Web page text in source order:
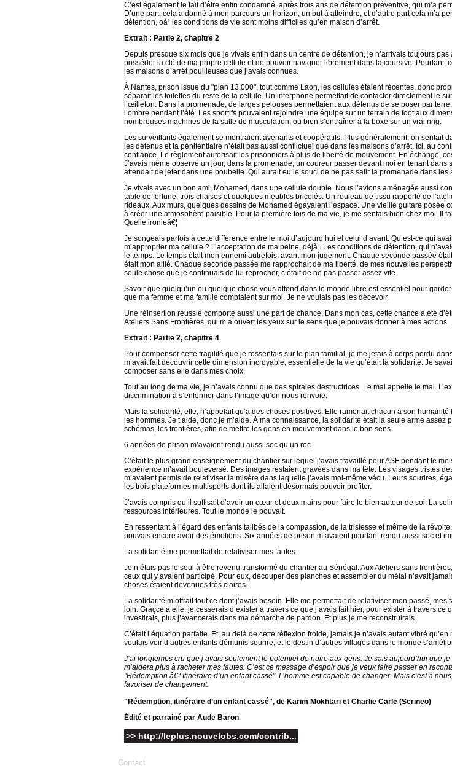
C’est également le fait d’être enfin condamné, après trois ans de détention préventive, qui m’a
D’une part, cela a donné à mon parcours un horizon, un but à atteindre, et d’autre part cela m’a
détention, oà¹ les conditions de vie sont moins difficiles qu’en maison d’arrêt.
Extrait : Partie 2, chapitre 2
Depuis presque six mois que je vivais enfin dans un centre de détention, je n’arrivais toujours pas
posséder la clé de ma propre cellule et de pouvoir naviguer librement dans la coursive. Pourtant,
les maisons d’arrêt pouilleuses que j’avais connues.
À Nantes, prison issue du "plan 13.000", tout comme Laon, les cellules étaient récentes, donc
séparait les toilettes du reste de la cellule. Un interphone permettait de contacter directement le
l’œilleton. Dans la promenade, de larges pelouses permettaient aux détenus de se poser par
l’ombre pendant l’été. Les sportifs pouvaient rejoindre une équipe sur un terrain de foot aux
nombreuses machines de la salle de musculation, ou bien s’entraîner à la boxe sur un vrai ring.
Les surveillants également se montraient avenants et coopératifs. Plus généralement, on sentait
les détenus et la pénitentiaire n’était pas aussi conflictuel que dans les maisons d’arrêt. Ici, au
confiance. Le règlement autorisait les prisonniers à plus de liberté de mouvement. En échange,
J’avais même observé un jour, dans la promenade, un coureur passer devant moi en tenant dans
attendait de jeter dans une poubelle. Qui aurait eu le souci de ne pas salir la promenade dans les
Je vivais avec un bon ami, Mohamed, dans une cellule double. Nous l’avions aménagée aussi
table de fortune, trois chaises et quelques meubles bricolés. Un rouleau de tissu rapporté de
rideaux. Aux murs, quelques dessins de Mohamed égayaient l’espace. Une vieille guitare posée
à créer une atmosphère paisible. Pour la première fois de ma vie, je me sentais bien chez moi. Il
Quelle ironieâ€¦
Je songeais parfois à cette différence entre le moi d’aujourd’hui et celui d’avant. Qu’est-ce qui
m’approprier ma cellule ? L’acceptation de ma peine, déjà . Les conditions de détention, qui
le temps. Le temps était mon ennemi autrefois, avant mon jugement. Chaque seconde passée
était mon allié. Chaque seconde passée me rapprochait de ma liberté, de mes nouvelles
seule chose que je continuais de lui reprocher, c’était de ne pas passer assez vite.
Savoir que quelqu’un ou quelque chose vous attend dans le monde libre est essentiel pour
que ma femme et ma famille comptaient sur moi. Je ne voulais pas les décevoir.
Une réinsertion réussie comporte aussi une part de chance. Dans mon cas, cette chance a été
Ateliers Sans Frontières, qui m’a ouvert les yeux sur le sens que je pouvais donner à mes actions.
Extrait : Partie 2, chapitre 4
Pour compenser cette fragilité que je ressentais sur le plan familial, je me jetais à corps perdu
m’avait fait découvrir cette dimension incroyable, essentielle de la vie qu’était la solidarité. Je
composer sans elle dans mes choix.
Tout au long de ma vie, je n’avais connu que des spirales destructrices. Le mal appelle le mal.
discrimination à s’enfermer dans l’image qu’on nous renvoie.
Mais la solidarité, elle, n’appelait qu’à des choses positives. Elle ramenait chacun à son
les hommes. Je t’aide, donc je m’aide. À ma connaissance, la solidarité était la seule arme assez
schémas, les frontières, afin de mettre les gens en mouvement dans le bon sens.
6 années de prison m’avaient rendu aussi sec qu’un roc
C’était le plus grand enseignement du chantier sur lequel j’avais travaillé pour ASF pendant le
expérience m’avait bouleversé. Des images restaient gravées dans ma tête. Les visages tristes
m’avaient permis de relativiser la misère dans laquelle j’avais moi-même vécu. Leurs sourires,
les trois plateformes multisports dont ils allaient désormais pouvoir profiter.
J’avais compris qu’il suffisait d’avoir un cœur et deux mains pour faire le bien autour de soi. La
ressources intérieures. Tout le monde le pouvait.
En ressentant à l’égard des enfants talibés de la compassion, de la tristesse et même de la
pouvais encore avoir des émotions. Six années de prison m’avaient pourtant rendu aussi sec et
La solidarité me permettait de relativiser mes fautes
Je n’étais pas le seul à être revenu transformé du chantier au Sénégal. Aux Ateliers sans
ceux qui y avaient participé. Pour eux, découper des planches et assembler du métal n’avait
choses étaient devenues très claires.
La solidarité m’offrait tout ce dont j’avais besoin. Elle me permettait de relativiser mon passé,
loin. Gràçce à elle, je cesserais d’exister à travers ce que j’avais fait hier, pour exister à travers ce
investirais, plus j’avancerais dans ma démarche de pardon. Et plus je me reconstruirais.
C’était l’équation parfaite. Et, au delà de cette réflexion froide, jamais je n’avais autant vibré
voulais voir d’autres enfants démunis sourire, et le destin d’autres villages dans le monde
J’ai longtemps cru que j’avais seulement le potentiel de nuire aux gens. Je sais aujourd’hui que
m’aidera plus à racheter mes fautes. C’est ce message d’espoir que je veux faire passer en
"Rédemption â€“ Itinéraire d’un enfant cassé". L’homme est capable de changer. Mais c’est à
favoriser de changement.
"Rédemption, itinéraire d’un enfant cassé", de Karim Mokhtari et Charlie Carle (Scrineo)
Édité et parrainé par Aude Baron
>> http://leplus.nouvelobs.com/contrib...
Contact